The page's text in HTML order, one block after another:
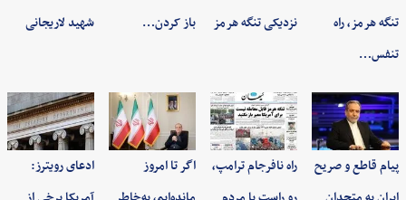
تنگه هرمز، راه
تنفس…
نزدیکی تنگه هرمز
باز کردن…
شهید لاریجانی
پیام قاطع و صریح
راه نافرجام ترامپ،
اگر تا امروز
ادعای رویترز: